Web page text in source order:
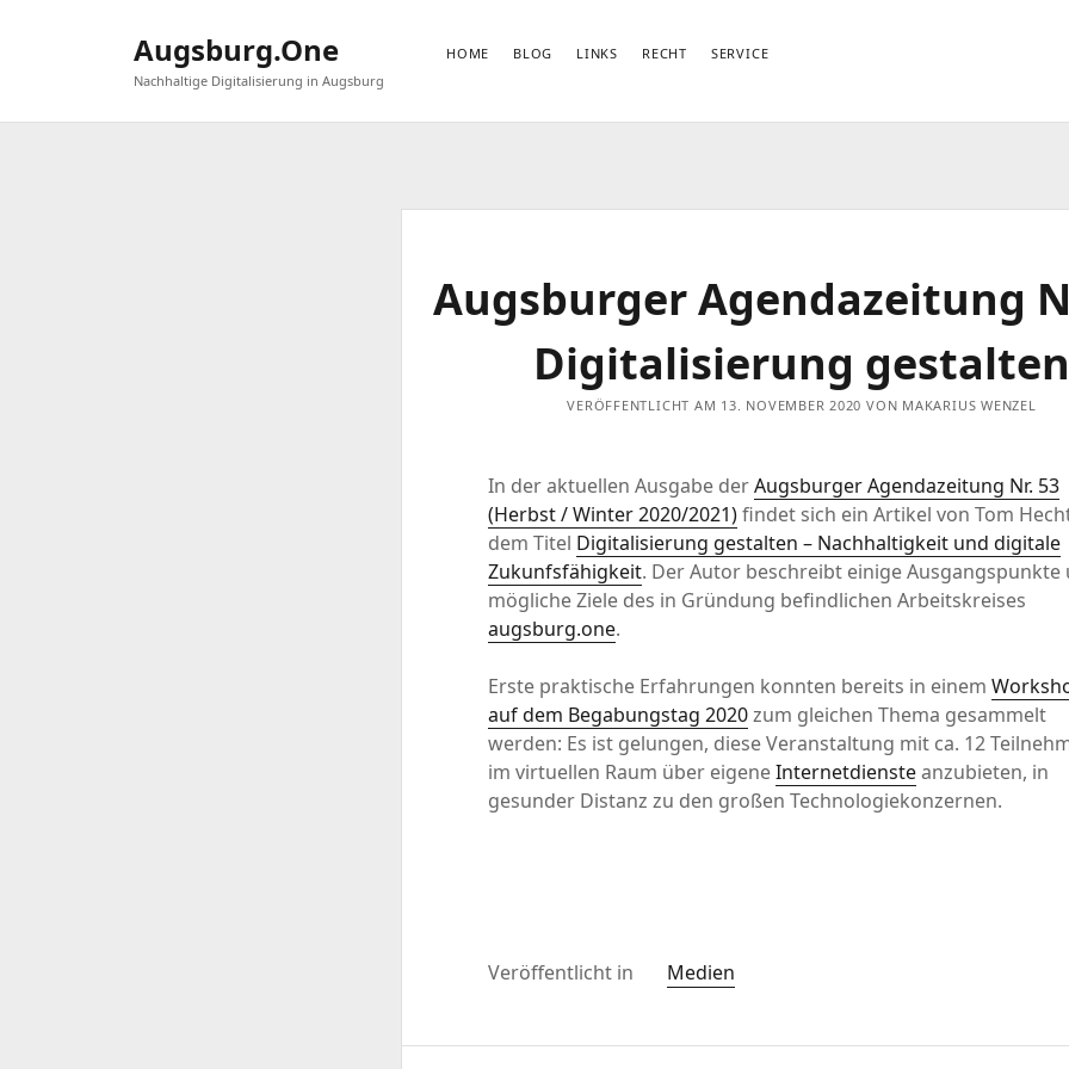
Augsburg.One
Nachhaltige Digitalisierung in Augsburg
HOME BLOG LINKS RECHT SERVICE
Augsburger Agendazeitung
Digitalisierung gestalten
VERÖFFENTLICHT AM 13. NOVEMBER 2020 VON MAKARIUS WENZEL
In der aktuellen Ausgabe derAugsburger Agendazeitung Nr. 53
(Herbst / Winter 2020/2021)findet sich ein Artikel von Tom
dem Titel Digitalisierung gestalten – Nachhaltigkeit und digitale
Zukunfsfähigkeit. Der Autor beschreibt einige Ausgangspunkte
mögliche Ziele des in Gründung befindlichen Arbeitskreises
augsburg.one.
Erste praktische Erfahrungen konnten bereits in einem
auf dem Begabungstag 2020zum gleichen Thema gesammelt
werden: Es ist gelungen, diese Veranstaltung mit ca. 12
im virtuellen Raum über eigeneInternetdiensteanzubieten, in
gesunder Distanz zu den großen Technologiekonzernen.
Veröffentlicht in Medien